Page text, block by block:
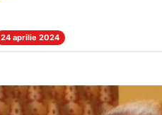
24 aprilie 2024